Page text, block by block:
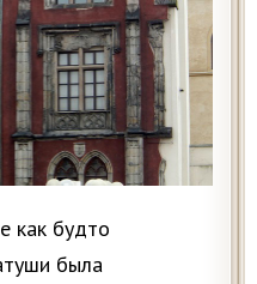
как будто
была